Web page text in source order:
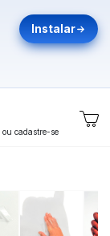
Instalar
ou cadastre-se